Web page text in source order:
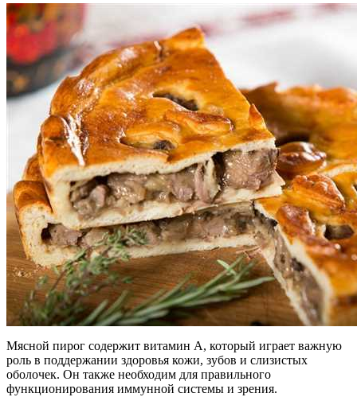
Мясной пирог содержит витамин A, который играет важную
роль в поддержании здоровья кожи, зубов и слизистых
оболочек. Он также необходим для правильного
функционирования иммунной системы и зрения.